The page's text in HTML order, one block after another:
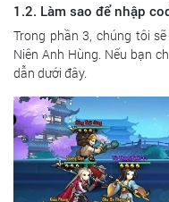
1.2. Làm sao để nhập
Trong phần 3, chúng tôi
Niên Anh Hùng. Nếu bạn
dẫn dưới đây.